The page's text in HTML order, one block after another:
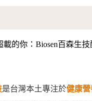
是台灣本土專注於健康